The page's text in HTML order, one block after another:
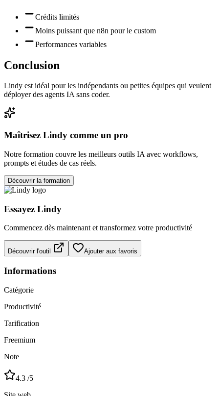
Crédits limités
Moins puissant que n8n pour le custom
Performances variables
Conclusion
Lindy est idéal pour les indépendants ou petites équipes qui veulent
déployer des agents IA sans coder.
Maîtrisez Lindy comme un pro
Notre formation couvre les meilleurs outils IA avec workflows,
prompts et études de cas réels.
Découvrir la formation
Essayez Lindy
Commencez dès maintenant et transformez votre productivité
Découvrir l'outil Ajouter aux favoris
Informations
Catégorie
Productivité
Tarification
Freemium
Note
4.3 /5